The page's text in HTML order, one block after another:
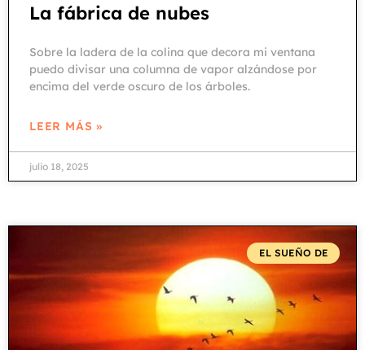
La fábrica de nubes
Sobre la ladera de la colina que decora mi ventana
puedo divisar una columna de vapor alzándose por
encima del verde oscuro de los árboles.
LEER MÁS »
julio 18, 2025
EL SUEÑO DE